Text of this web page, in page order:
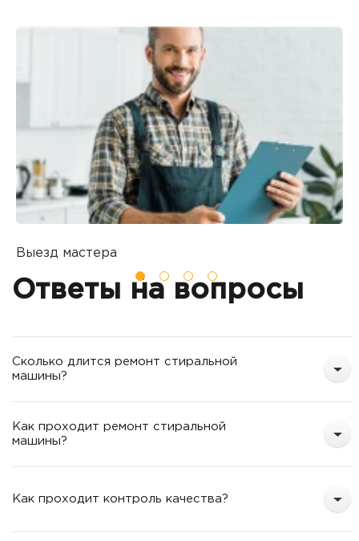
Выезд мастера
Вы оставляете заявку на ремонт
Ответы на вопросы
Сколько длится ремонт стиральной
машины?
Как проходит ремонт стиральной
машины?
Как проходит контроль качества?